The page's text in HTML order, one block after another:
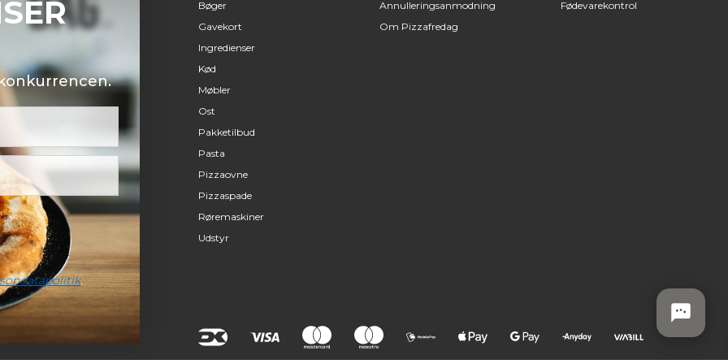
Bøger
Gavekort
Ingredienser
Kød
Møbler
Ost
Pakketilbud
Pasta
Pizzaovne
Pizzaspade
Røremaskiner
Udstyr
Annulleringsanmodning
Om Pizzafredag
Fødevarekontrol
.